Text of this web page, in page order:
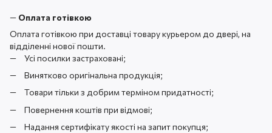
— Оплата готівкою
Оплата готівкою при доставці товару курьером до двері, на
відділенні нової пошти.
Усі посилки застраховані;
Винятково оригінальна продукція;
Товари тільки з добрим терміном придатності;
Повернення коштів при відмові;
Надання сертифікату якості на запит покупця;